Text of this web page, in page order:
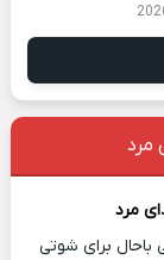
مرد
مرد
باحال برای شوتی